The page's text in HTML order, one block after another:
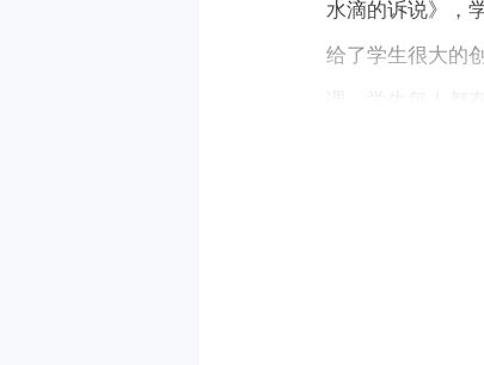
水滴的诉说》，
给了学生很大的
课，学生每人都